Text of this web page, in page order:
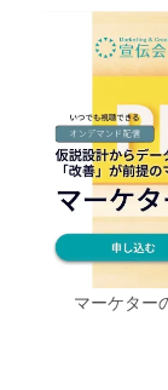
マーケター